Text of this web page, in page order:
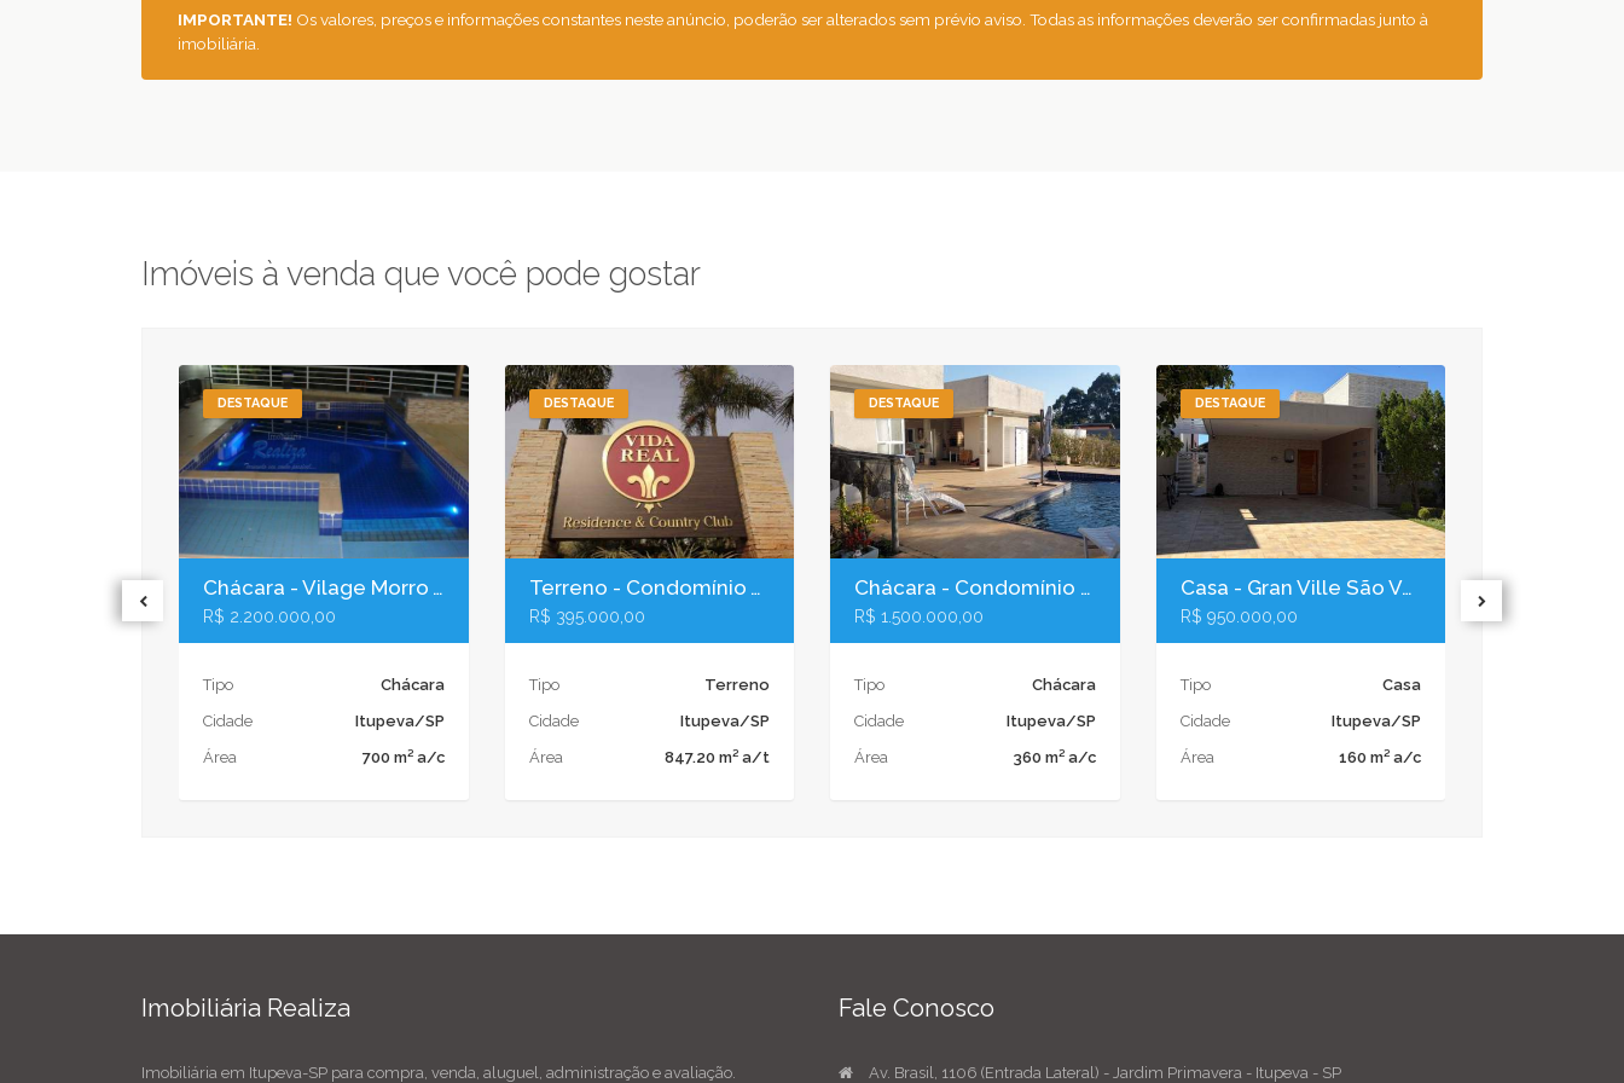
IMPORTANTE! Os valores, preços e informações constantes neste anúncio, poderão ser alterados sem prévio aviso. Todas as informações deverão ser confirmadas junto à
imobiliária.
Imóveis à venda que você pode gostar
DESTAQUE
Chácara - Vilage Morro Alto Itupeva/SP
R$ 2.200.000,00
Tipo
Chácara
Cidade
Itupeva/SP
Área
700 m² a/c
DESTAQUE
Terreno - Condomínio Vida Real Itupeva/SP
R$ 395.000,00
Tipo
Terreno
Cidade
Itupeva/SP
Área
847.20 m² a/t
DESTAQUE
Chácara - Condomínio Colinas do Inhandjara Itupeva/SP
R$ 1.500.000,00
Tipo
Chácara
Cidade
Itupeva/SP
Área
360 m² a/c
DESTAQUE
Casa - Gran Ville São Venâncio Itupeva/SP
R$ 950.000,00
Tipo
Casa
Cidade
Itupeva/SP
Área
160 m² a/c
Imobiliária Realiza
Imobiliária em Itupeva-SP para compra, venda, aluguel, administração e avaliação.
Fale Conosco
Av. Brasil, 1106 (Entrada Lateral) - Jardim Primavera - Itupeva - SP